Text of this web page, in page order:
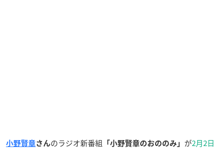
小野賢章さんのラジオ新番組 「小野賢章のおののみ」 が2月2日